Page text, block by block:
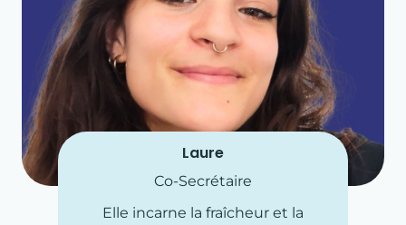
Laure
Co-Secrétaire
Elle incarne la fraîcheur et la